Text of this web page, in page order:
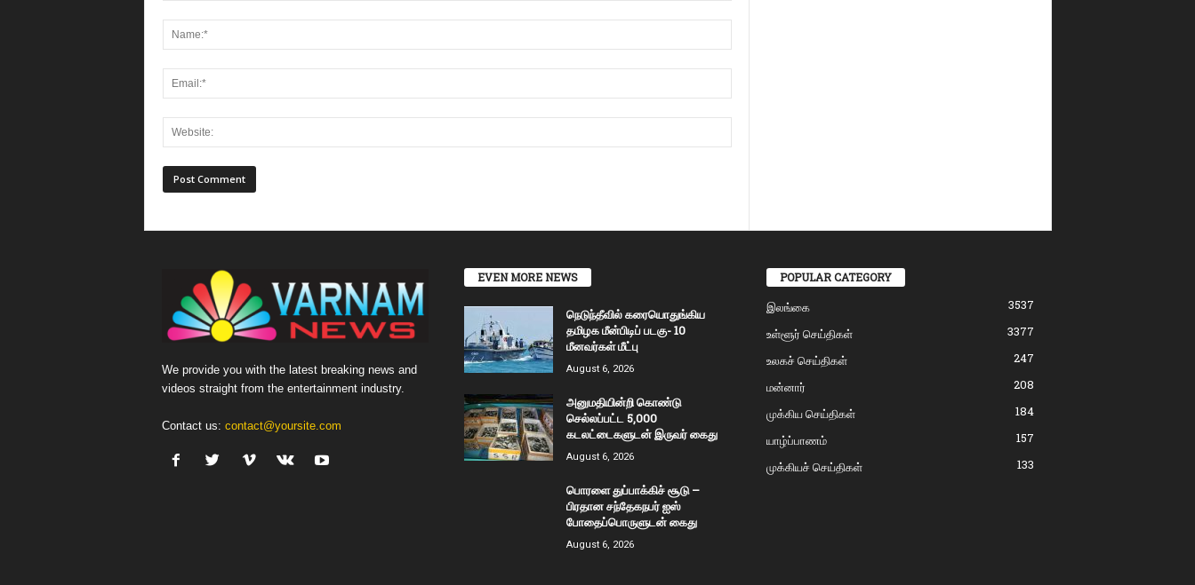
We provide you with the latest breaking news and
videos straight from the entertainment industry.
Contact us: contact@yoursite.com
EVEN MORE NEWS
நெடுந்தீவில் கரையொதுங்கிய
தமிழக மீன்பிடிப் படகு- 10
மீனவர்கள் மீட்பு
August 6, 2026
அனுமதியின்றி கொண்டு
செல்லப்பட்ட 5,000
கடலட்டைகளுடன் இருவர் கைது
August 6, 2026
பொரளை துப்பாக்கிச் சூடு –
பிரதான சந்தேகநபர் ஐஸ்
போதைப்பொருளுடன் கைது
August 6, 2026
POPULAR CATEGORY
இலங்கை
3537
உள்ளூர் செய்திகள்
3377
உலகச் செய்திகள்
247
மன்னார்
208
முக்கிய செய்திகள்
184
யாழ்ப்பாணம்
157
முக்கியச் செய்திகள்
133